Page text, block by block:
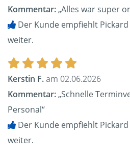
Kommentar:„Alles war super
Der Kunde empfiehlt
weiter.
Kerstin F.am 02.06.2026
Kommentar:„Schnelle
Personal“
Der Kunde empfiehlt
weiter.